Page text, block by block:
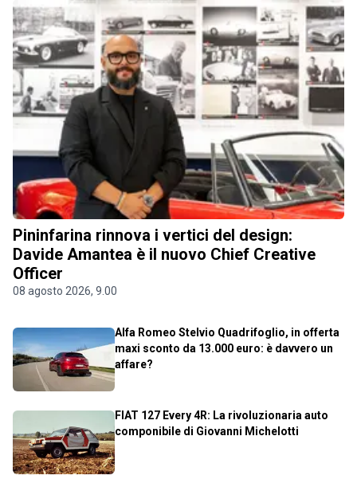
Pininfarina rinnova i vertici del design:
Davide Amantea è il nuovo Chief Creative
Officer
08 agosto 2026, 9.00
Alfa Romeo Stelvio Quadrifoglio, in offerta
maxi sconto da 13.000 euro: è davvero un
affare?
FIAT 127 Every 4R: La rivoluzionaria auto
componibile di Giovanni Michelotti